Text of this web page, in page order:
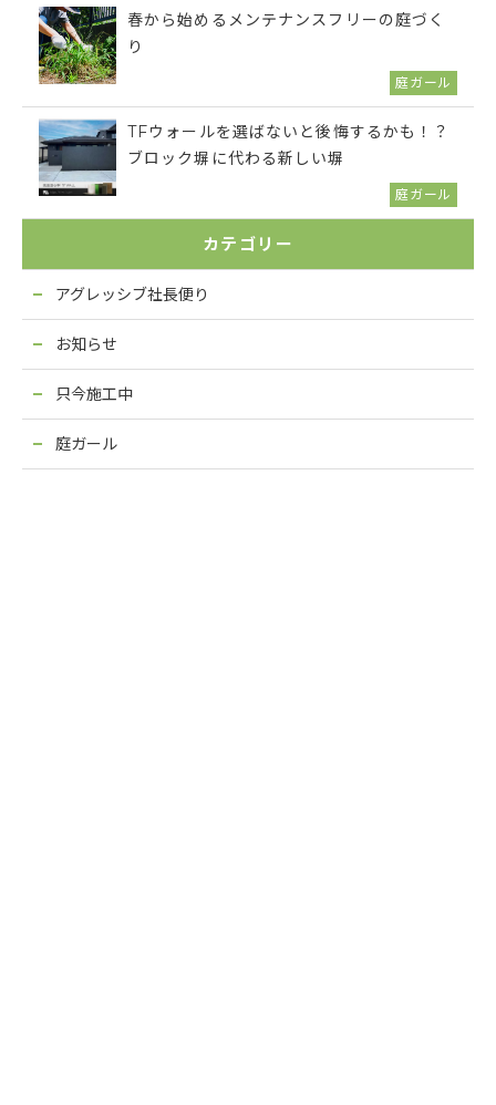
春から始めるメンテナンスフリーの庭づく
り
庭ガール
TFウォールを選ばないと後悔するかも！？
ブロック塀に代わる新しい塀
庭ガール
カテゴリー
アグレッシブ社長便り
お知らせ
只今施工中
庭ガール